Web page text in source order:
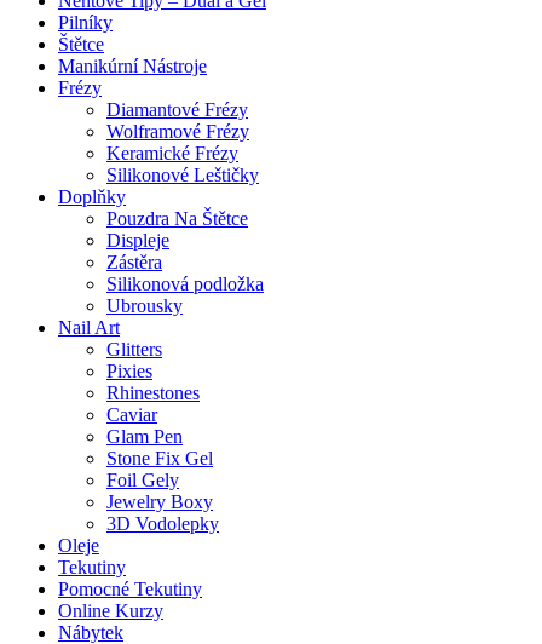
Pilníky
Štětce
Manikúrní Nástroje
Frézy
Diamantové Frézy
Wolframové Frézy
Keramické Frézy
Silikonové Leštičky
Doplňky
Pouzdra Na Štětce
Displeje
Zástěra
Silikonová podložka
Ubrousky
Nail Art
Glitters
Pixies
Rhinestones
Caviar
Glam Pen
Stone Fix Gel
Foil Gely
Jewelry Boxy
3D Vodolepky
Oleje
Tekutiny
Pomocné Tekutiny
Online Kurzy
Nábytek